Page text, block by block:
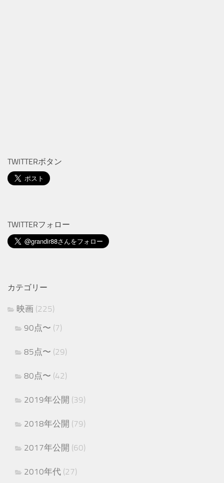
TWITTERボタン
TWITTERフォロー
カテゴリー
映画 (225)
90点〜 (7)
85点〜 (29)
80点〜 (42)
2019年公開 (39)
2018年公開 (79)
2017年公開 (60)
2010年代 (27)